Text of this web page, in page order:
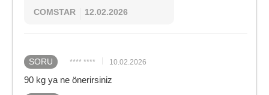
COMSTAR 12.02.2026
SORU **** **** 10.02.2026
90 kg ya ne önerirsiniz